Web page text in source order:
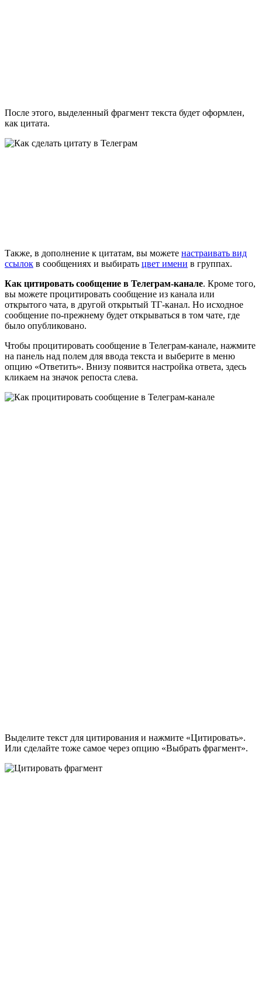
После этого, выделенный фрагмент текста будет оформлен,
как цитата.
Также, в дополнение к цитатам, вы можете настраивать вид
ссылок в сообщениях и выбирать цвет имени в группах.
Как цитировать сообщение в Телеграм-канале. Кроме того,
вы можете процитировать сообщение из канала или
открытого чата, в другой открытый ТГ-канал. Но исходное
сообщение по-прежнему будет открываться в том чате, где
было опубликовано.
Чтобы процитировать сообщение в Телеграм-канале, нажмите
на панель над полем для ввода текста и выберите в меню
опцию «Ответить». Внизу появится настройка ответа, здесь
кликаем на значок репоста слева.
Выделите текст для цитирования и нажмите «Цитировать».
Или сделайте тоже самое через опцию «Выбрать фрагмент».